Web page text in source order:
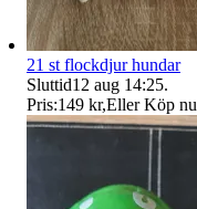
21 st flockdjur hundar
Sluttid12 aug 14:25.
Pris:149 kr,Eller Köp nu